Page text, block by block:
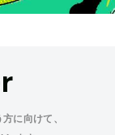
に向けて、